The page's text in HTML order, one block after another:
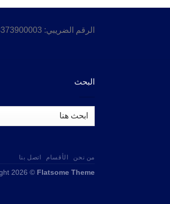
الرقم الضريبي: 300378373900003
البحث
من نحن الأقسام اتصل بنا
2026 © Flatsome Theme